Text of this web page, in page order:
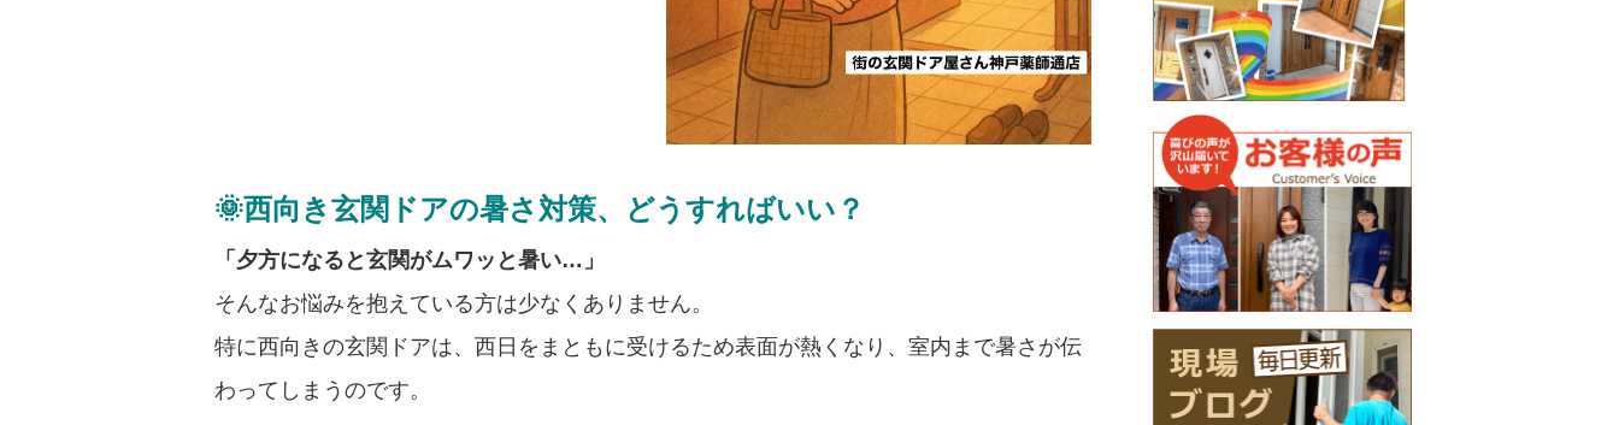
🌞西向き玄関ドアの暑さ対策、どうすればいい？
「夕方になると玄関がムワッと暑い…」
そんなお悩みを抱えている方は少なくありません。
特に西向きの玄関ドアは、西日をまともに受けるため表面が熱くなり、室内まで暑さが伝
わってしまうのです。